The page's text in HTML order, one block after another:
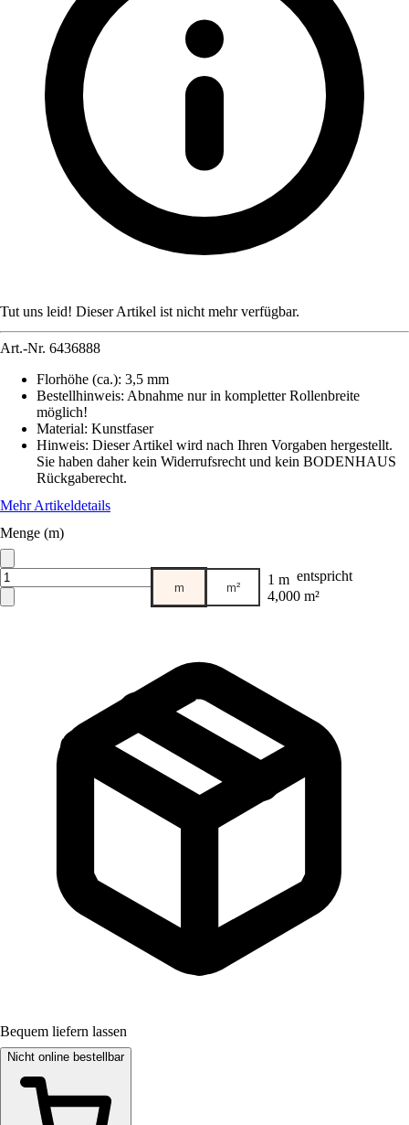
Tut uns leid! Dieser Artikel ist nicht mehr verfügbar.
Art.-Nr. 6436888
Florhöhe (ca.): 3,5 mm
Bestellhinweis: Abnahme nur in kompletter Rollenbreite
möglich!
Material: Kunstfaser
Hinweis: Dieser Artikel wird nach Ihren Vorgaben hergestellt.
Sie haben daher kein Widerrufsrecht und kein BODENHAUS
Rückgaberecht.
Mehr Artikeldetails
Menge (m)
m m² 1 m entspricht
4,000 m²
Bequem liefern lassen
Nicht online bestellbar